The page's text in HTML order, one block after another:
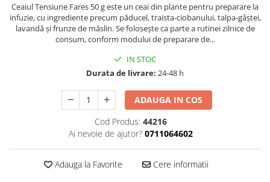
Somn stres si anxietate
Supliment Calciu
Supliment Complexe
Supliment Vitamina B
Supliment Vitamina C
Supliment Vitamina D3
Supliment Vitamina E
Ceaiul Tensiune Fares 50 g este un ceai din plante pentru preparare la
infuzie, cu ingrediente precum păducel, traista-ciobanului, talpa-gâștei,
lavandă și frunze de măslin. Se folosește ca parte a rutinei zilnice de
consum, conform modului de preparare de...
IN STOC
Durata de livrare: 24-48 h
ADAUGA IN COS
Cod Produs: 44216
Ai nevoie de ajutor? 0711064602
Adauga la Favorite Cere informatii